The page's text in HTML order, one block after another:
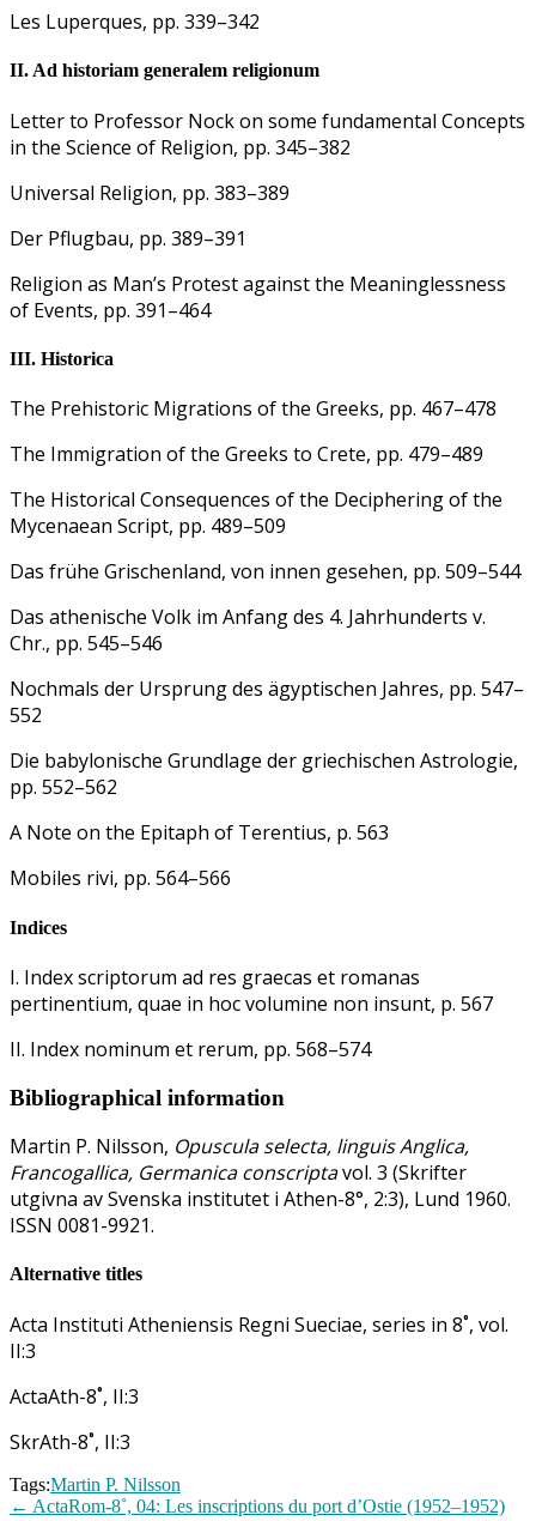
Les Luperques, pp. 339–342
II. Ad historiam generalem religionum
Letter to Professor Nock on some fundamental Concepts
in the Science of Religion, pp. 345–382
Universal Religion, pp. 383–389
Der Pflugbau, pp. 389–391
Religion as Man’s Protest against the Meaninglessness
of Events, pp. 391–464
III. Historica
The Prehistoric Migrations of the Greeks, pp. 467–478
The Immigration of the Greeks to Crete, pp. 479–489
The Historical Consequences of the Deciphering of the
Mycenaean Script, pp. 489–509
Das frühe Grischenland, von innen gesehen, pp. 509–544
Das athenische Volk im Anfang des 4. Jahrhunderts v.
Chr., pp. 545–546
Nochmals der Ursprung des ägyptischen Jahres, pp. 547–
552
Die babylonische Grundlage der griechischen Astrologie,
pp. 552–562
A Note on the Epitaph of Terentius, p. 563
Mobiles rivi, pp. 564–566
Indices
I. Index scriptorum ad res graecas et romanas
pertinentium, quae in hoc volumine non insunt, p. 567
II. Index nominum et rerum, pp. 568–574
Bibliographical information
Martin P. Nilsson, Opuscula selecta, linguis Anglica,
Francogallica, Germanica conscriptavol. 3 (Skrifter
utgivna av Svenska institutet i Athen-8°, 2:3), Lund 1960.
ISSN 0081-9921.
Alternative titles
Acta Instituti Atheniensis Regni Sueciae, series in 8˚, vol.
II:3
ActaAth-8˚, II:3
SkrAth-8˚, II:3
Tags:Martin P. Nilsson
← ActaRom-8˚, 04: Les inscriptions du port d’Ostie (1952–1952)